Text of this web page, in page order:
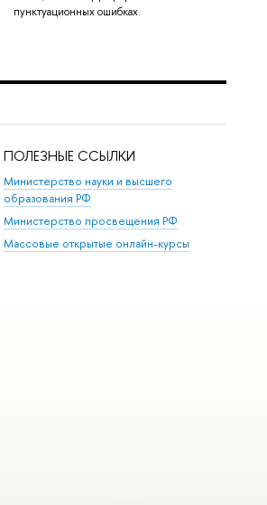
пунктуационных ошибках.
ПОЛЕЗНЫЕ ССЫЛКИ
Министерство науки и высшего
образования РФ
Министерство просвещения РФ
Массовые открытые онлайн-курсы